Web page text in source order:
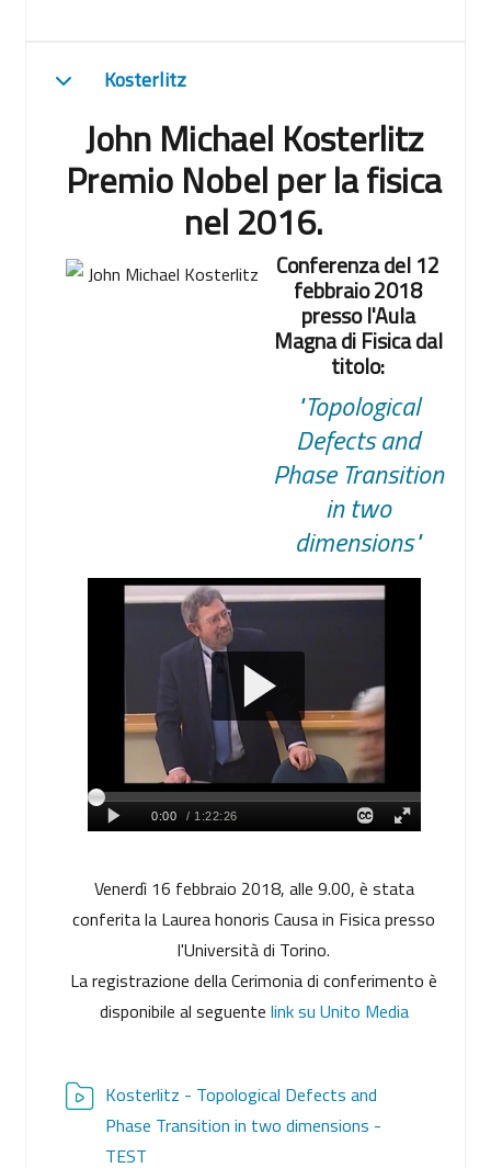
MinimizzaKosterlitz
John Michael Kosterlitz
Premio Nobel per la fisica
nel 2016.
Conferenza del 12
febbraio 2018
presso l'Aula
Magna di Fisica dal
titolo:
"Topological
Defects and
Phase Transition
in two
dimensions"
Venerdì 16 febbraio 2018, alle 9.00, è stata
conferita la Laurea honoris Causa in Fisica presso
l'Università di Torino.
La registrazione della Cerimonia di conferimento è
disponibile al seguente link su Unito Media
Kosterlitz - Topological Defects and
Phase Transition in two dimensions -
TEST